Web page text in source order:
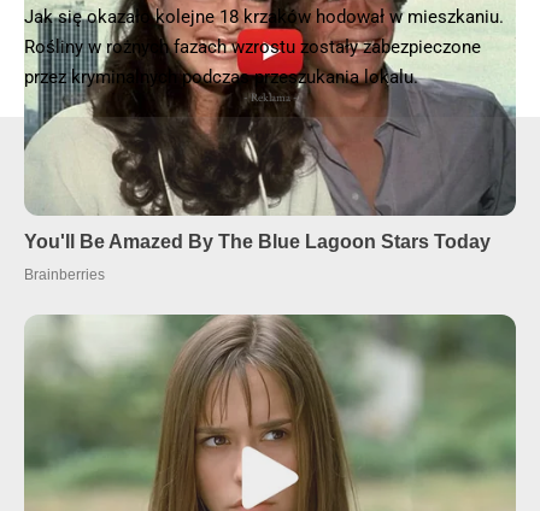
Jak się okazało kolejne 18 krzaków hodował w mieszkaniu.
Rośliny w rożnych fazach wzrostu zostały zabezpieczone
przez kryminalnych podczas przeszukania lokalu.
- Reklama -